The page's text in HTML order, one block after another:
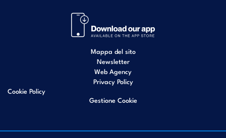
Mappa del sito
Newsletter
Web Agency
Privacy Policy
Cookie Policy
Gestione Cookie